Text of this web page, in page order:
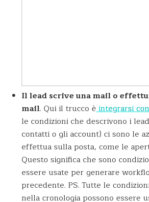
Il lead scrive una mail o
mail. Qui il trucco èintegrarsi
le condizioni che descrivono i
contatti o gli account) ci sono le
effettua sulla posta, come le
Questo significa che sono
essere usate per generare
precedente. PS. Tutte le
nella cronologia possono essere